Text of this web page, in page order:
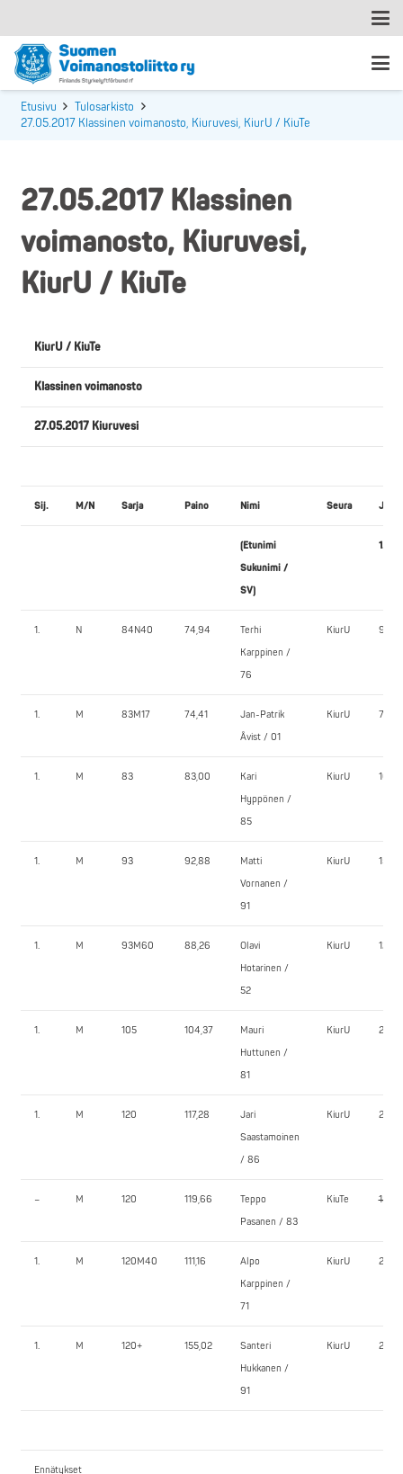
Etusivu
Tulosarkisto
27.05.2017 Klassinen voimanosto, Kiuruvesi, KiurU / KiuTe
27.05.2017 Klassinen
voimanosto, Kiuruvesi,
KiurU / KiuTe
KiurU / KiuTe
Klassinen voimanosto
27.05.2017 Kiuruvesi
Sij. M/N Sarja Paino Nimi Seura
(Etunimi
Sukunimi /
SV)
1.
1. N 84N40 74,94
Terhi
Karppinen /
76
KiurU 90,0
1. M 83M17 74,41
Jan-Patrik
Åvist / 01
KiurU 70,0
1. M 83 83,00
Kari
Hyppönen /
85
KiurU 160,0
1. M 93 92,88
Matti
Vornanen /
91
KiurU 150,0
1. M 93M60 88,26
Olavi
Hotarinen /
52
KiurU 120,0
1. M 105 104,37
Mauri
Huttunen /
81
KiurU 210,0
1. M 120 117,28
Jari
Saastamoinen
/ 86
KiurU 230,0
– M 120 119,66
Teppo
Pasanen / 83
KiuTe 180,0
1. M 120M40 111,16
Alpo
Karppinen /
71
KiurU 220,0
1. M 120+ 155,02
Santeri
Hukkanen /
91
KiurU 220,0
Ennätykset